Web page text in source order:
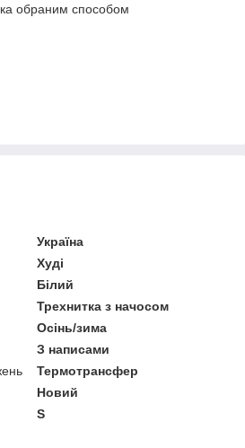
обраним способом
Україна
Худі
Білий
Трехнитка з начосом
Осінь/зима
З написами
Термотрансфер
Новий
S